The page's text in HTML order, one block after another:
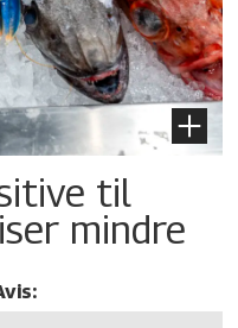
til
mindre